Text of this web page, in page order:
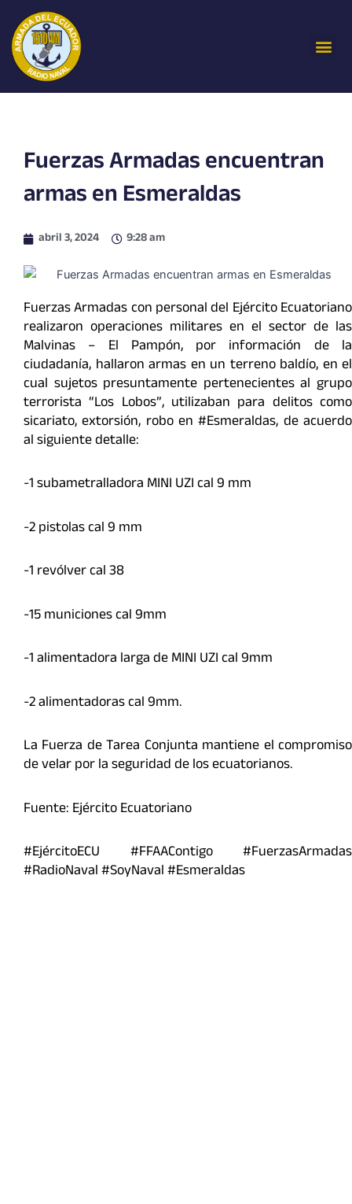
contenido
Fuerzas Armadas encuentran
armas en Esmeraldas
abril 3, 2024 9:28 am
Fuerzas Armadas con personal del Ejército Ecuatoriano
realizaron operaciones militares en el sector de las
Malvinas – El Pampón, por información de la
ciudadanía, hallaron armas en un terreno baldío, en el
cual sujetos presuntamente pertenecientes al grupo
terrorista “Los Lobos”, utilizaban para delitos como
sicariato, extorsión, robo en #Esmeraldas, de acuerdo
al siguiente detalle:
-1 subametralladora MINI UZI cal 9 mm
-2 pistolas cal 9 mm
-1 revólver cal 38
-15 municiones cal 9mm
-1 alimentadora larga de MINI UZI cal 9mm
-2 alimentadoras cal 9mm.
La Fuerza de Tarea Conjunta mantiene el compromiso
de velar por la seguridad de los ecuatorianos.
Fuente: Ejército Ecuatoriano
#EjércitoECU #FFAAContigo #FuerzasArmadas
#RadioNaval #SoyNaval #Esmeraldas